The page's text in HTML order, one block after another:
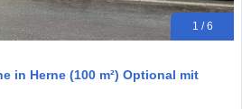
1 / 6
in Herne (100 m²) Optional mit